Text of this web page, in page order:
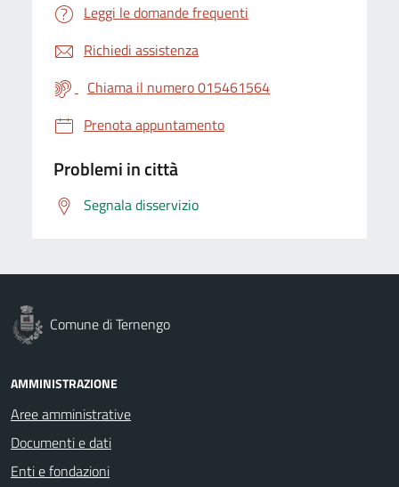
Leggi le domande frequenti
Richiedi assistenza
Chiama il numero 015461564
Prenota appuntamento
Problemi in città
Segnala disservizio
Comune di Ternengo
AMMINISTRAZIONE
Aree amministrative
Documenti e dati
Enti e fondazioni